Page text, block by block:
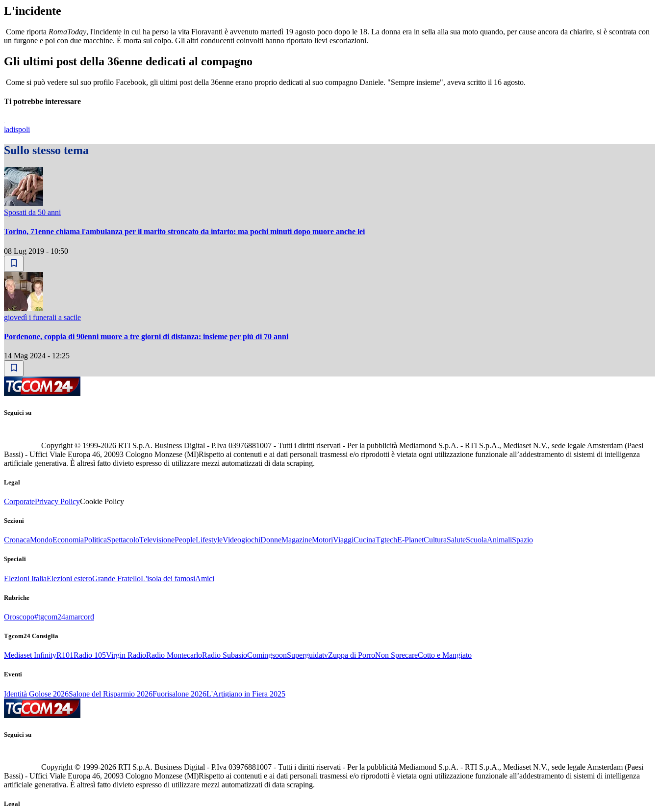
L'incidente
Come riporta RomaToday, l'incidente in cui ha perso la vita Fioravanti è avvenuto martedì 19 agosto poco dopo le 18. La donna era in sella alla sua moto quando, per cause ancora da chiarire, si è scontrata con
un furgone e poi con due macchine. È morta sul colpo. Gli altri conducenti coinvolti hanno riportato lievi escoriazioni.
Gli ultimi post della 36enne dedicati al compagno
Come si può vedere sul suo profilo Facebook, gli ultimi post della 36enne erano proprio dedicati al suo compagno Daniele. "Sempre insieme", aveva scritto il 16 agosto.
Ti potrebbe interessare
ladispoli
Sullo stesso tema
Sposati da 50 anni
Torino, 71enne chiama l'ambulanza per il marito stroncato da infarto: ma pochi minuti dopo muore anche lei
08 Lug 2019 - 10:50
giovedì i funerali a sacile
Pordenone, coppia di 90enni muore a tre giorni di distanza: insieme per più di 70 anni
14 Mag 2024 - 12:25
Seguici su
Copyright © 1999-2026 RTI S.p.A. Business Digital - P.Iva 03976881007 - Tutti i diritti riservati - Per la pubblicità Mediamond S.p.A. - RTI S.p.A., Mediaset N.V., sede legale Amsterdam (Paesi
Bassi) - Uffici Viale Europa 46, 20093 Cologno Monzese (MI)Rispetto ai contenuti e ai dati personali trasmessi e/o riprodotti è vietata ogni utilizzazione funzionale all’addestramento di sistemi di intelligenza
artificiale generativa. È altresì fatto divieto espresso di utilizzare mezzi automatizzati di data scraping.
Legal
CorporatePrivacy PolicyCookie Policy
Sezioni
CronacaMondoEconomiaPoliticaSpettacoloTelevisionePeopleLifestyleVideogiochiDonneMagazineMotoriViaggiCucinaTgtechE-PlanetCulturaSaluteScuolaAnimaliSpazio
Speciali
Elezioni ItaliaElezioni esteroGrande FratelloL'isola dei famosiAmici
Rubriche
Oroscopo#tgcom24amarcord
Tgcom24 Consiglia
Mediaset InfinityR101Radio 105Virgin RadioRadio MontecarloRadio SubasioComingsoonSuperguidatvZuppa di PorroNon SprecareCotto e Mangiato
Eventi
Identità Golose 2026Salone del Risparmio 2026Fuorisalone 2026L'Artigiano in Fiera 2025
Seguici su
Copyright © 1999-2026 RTI S.p.A. Business Digital - P.Iva 03976881007 - Tutti i diritti riservati - Per la pubblicità Mediamond S.p.A. - RTI S.p.A., Mediaset N.V., sede legale Amsterdam (Paesi
Bassi) - Uffici Viale Europa 46, 20093 Cologno Monzese (MI)Rispetto ai contenuti e ai dati personali trasmessi e/o riprodotti è vietata ogni utilizzazione funzionale all’addestramento di sistemi di intelligenza
artificiale generativa. È altresì fatto divieto espresso di utilizzare mezzi automatizzati di data scraping.
Legal